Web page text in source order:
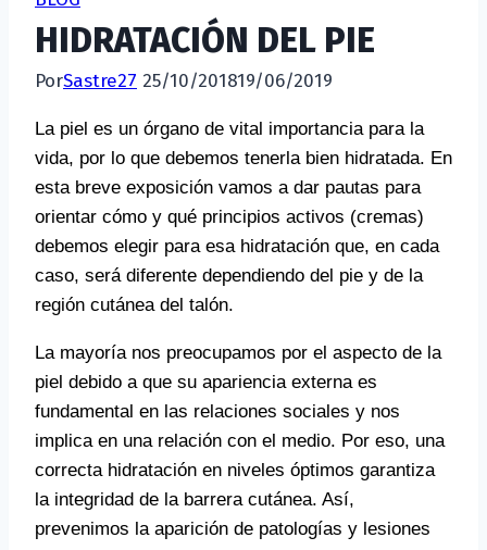
HIDRATACIÓN DEL PIE
PorSastre27 25/10/201819/06/2019
La piel es un órgano de vital importancia para la
vida, por lo que debemos tenerla bien hidratada. En
esta breve exposición vamos a dar pautas para
orientar cómo y qué principios activos (cremas)
debemos elegir para esa hidratación que, en cada
caso, será diferente dependiendo del pie y de la
región cutánea del talón.
La mayoría nos preocupamos por el aspecto de la
piel debido a que su apariencia externa es
fundamental en las relaciones sociales y nos
implica en una relación con el medio. Por eso, una
correcta hidratación en niveles óptimos garantiza
la integridad de la barrera cutánea. Así,
prevenimos la aparición de patologías y lesiones